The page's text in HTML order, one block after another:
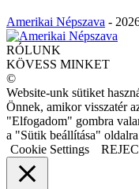
Amerikai Népszava -
RÓLUNK
KÖVESS MINKET
©
Website-unk sütiket
Önnek, amikor visszatér
"Elfogadom" gombra
a "Sütik beállítása"
Cookie Settings